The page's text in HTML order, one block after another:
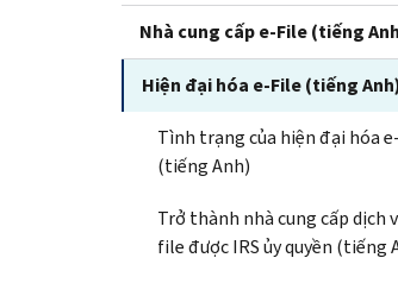
Nhà cung cấp e-File (tiếng
Hiện đại hóa e-File (tiếng
Tình trạng của hiện đại hóa
(tiếng Anh)
Trở thành nhà cung cấp dịch
file được IRS ủy quyền (tiếng